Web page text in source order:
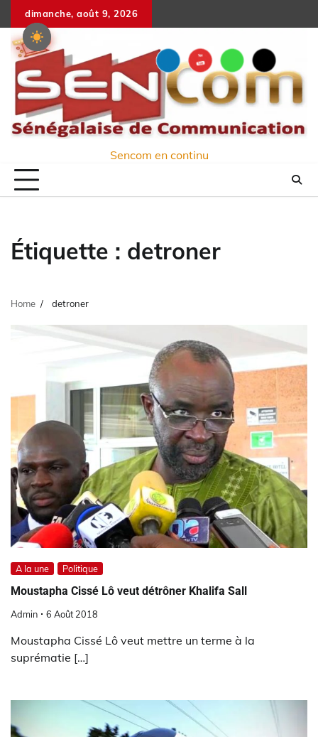
to
content
dimanche, août 9, 2026
Sencom en continu
Étiquette : detroner
Home detroner
A la une Politique
Moustapha Cissé Lô veut détrôner Khalifa Sall
Admin 6 Août 2018
Moustapha Cissé Lô veut mettre un terme à la
suprématie […]